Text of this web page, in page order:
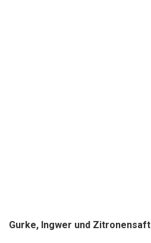
Gurke, Ingwer und Zitronensaft